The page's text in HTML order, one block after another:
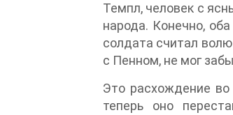
Темпл, человек с
народа. Конечно,
солдата считал
с Пенном, не мог
Это расхождение
теперь оно